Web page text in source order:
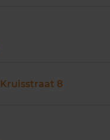
Kruisstraat 8